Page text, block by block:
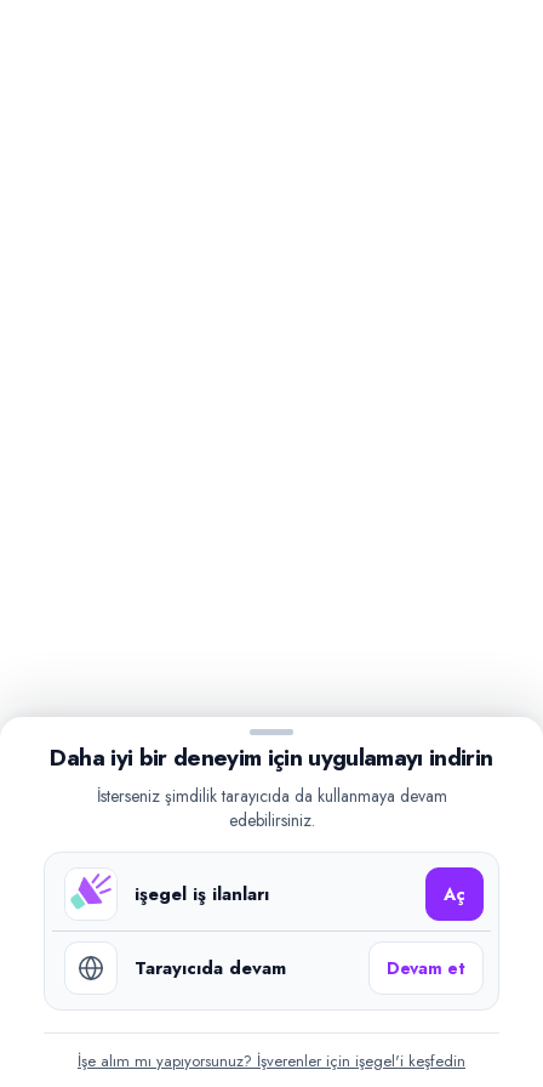
Daha iyi bir deneyim için uygulamayı indirin
İsterseniz şimdilik tarayıcıda da kullanmaya devam
edebilirsiniz.
işegel iş ilanları Aç
Tarayıcıda devam Devam et
İşe alım mı yapıyorsunuz? İşverenler için işegel'i keşfedin